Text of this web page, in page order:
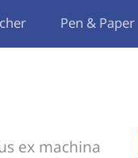
Pen & Paper
ex machina